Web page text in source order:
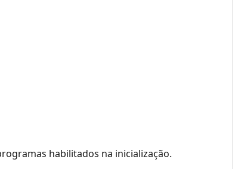
habilitados na inicialização.